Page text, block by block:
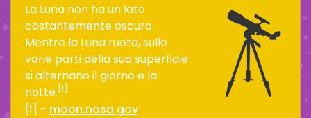
La Luna non ha un lato
costantemente oscuro.
Mentre la Luna ruota, sulle
varie parti della sua superficie
si alternano il giorno e la
notte. [1]
[1] - moon.nasa.gov